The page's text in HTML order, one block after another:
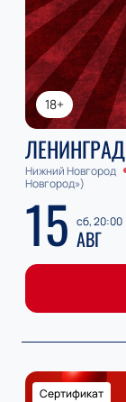
18+
ЛЕНИНГРАД
Нижний Новгород
Новгород»)
15 сб, 20:00
АВГ
Сертификат